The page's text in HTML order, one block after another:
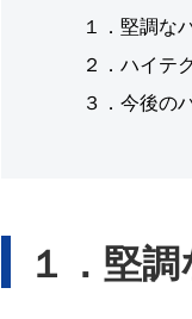
１．堅調な
２．ハイテ
３．今後の
１．堅